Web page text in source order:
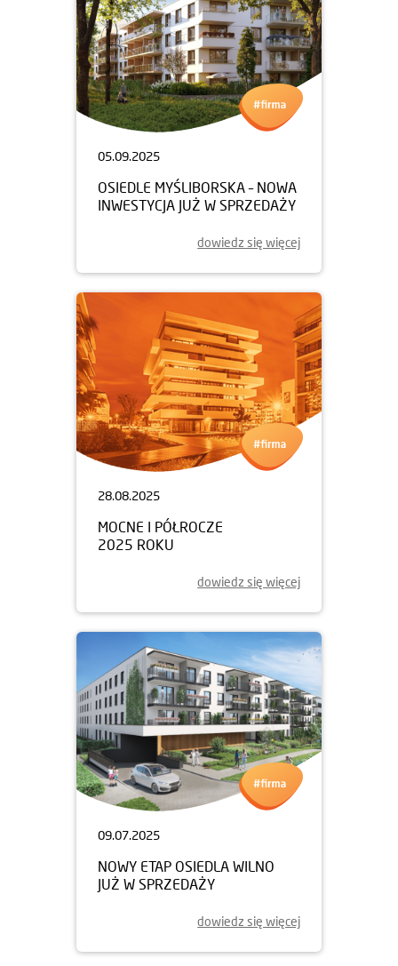
05.09.2025
OSIEDLE MYŚLIBORSKA – NOWA
INWESTYCJA JUŻ W SPRZEDAŻY
dowiedz się więcej
28.08.2025
MOCNE I PÓŁROCZE
2025 ROKU
dowiedz się więcej
09.07.2025
NOWY ETAP OSIEDLA WILNO
JUŻ W SPRZEDAŻY
dowiedz się więcej